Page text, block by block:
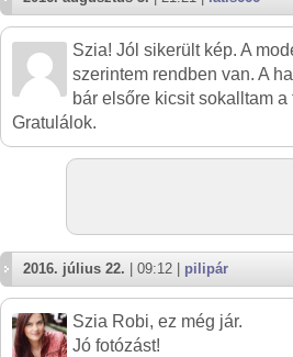
Szia! Jól sikerült kép. A
szerintem rendben van. A
bár elsőre kicsit sokalltam a
Gratulálok.
2016. július 22. | 09:12 | pilipár
Szia Robi, ez még jár.
Jó fotózást!